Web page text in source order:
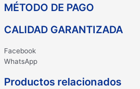
MÉTODO DE PAGO
CALIDAD GARANTIZADA
Facebook
WhatsApp
Productos relacionados